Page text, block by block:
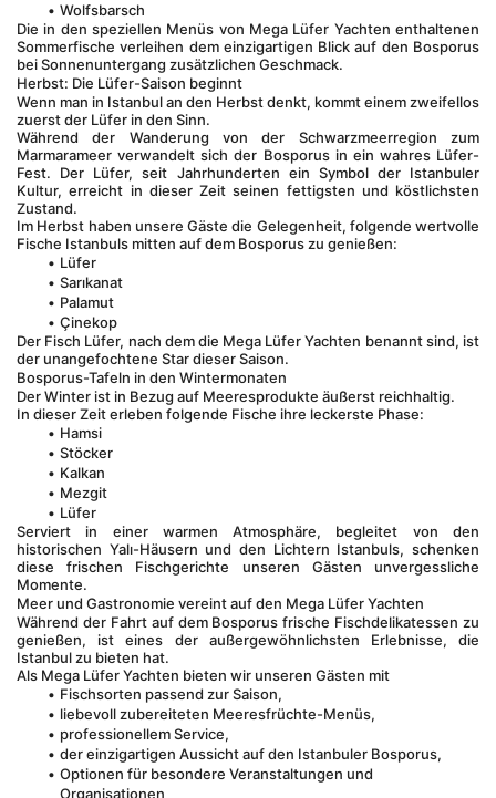
Wolfsbarsch
Die in den speziellen Menüs von Mega Lüfer Yachten enthaltenen
Sommerfische verleihen dem einzigartigen Blick auf den Bosporus
bei Sonnenuntergang zusätzlichen Geschmack.
Herbst: Die Lüfer-Saison beginnt
Wenn man in Istanbul an den Herbst denkt, kommt einem zweifellos
zuerst der Lüfer in den Sinn.
Während der Wanderung von der Schwarzmeerregion zum
Marmarameer verwandelt sich der Bosporus in ein wahres Lüfer-
Fest. Der Lüfer, seit Jahrhunderten ein Symbol der Istanbuler
Kultur, erreicht in dieser Zeit seinen fettigsten und köstlichsten
Zustand.
Im Herbst haben unsere Gäste die Gelegenheit, folgende wertvolle
Fische Istanbuls mitten auf dem Bosporus zu genießen:
Lüfer
Sarıkanat
Palamut
Çinekop
Der Fisch Lüfer, nach dem die Mega Lüfer Yachten benannt sind, ist
der unangefochtene Star dieser Saison.
Bosporus-Tafeln in den Wintermonaten
Der Winter ist in Bezug auf Meeresprodukte äußerst reichhaltig.
In dieser Zeit erleben folgende Fische ihre leckerste Phase:
Hamsi
Stöcker
Kalkan
Mezgit
Lüfer
Serviert in einer warmen Atmosphäre, begleitet von den
historischen Yalı-Häusern und den Lichtern Istanbuls, schenken
diese frischen Fischgerichte unseren Gästen unvergessliche
Momente.
Meer und Gastronomie vereint auf den Mega Lüfer Yachten
Während der Fahrt auf dem Bosporus frische Fischdelikatessen zu
genießen, ist eines der außergewöhnlichsten Erlebnisse, die
Istanbul zu bieten hat.
Als Mega Lüfer Yachten bieten wir unseren Gästen mit
Fischsorten passend zur Saison,
liebevoll zubereiteten Meeresfrüchte-Menüs,
professionellem Service,
der einzigartigen Aussicht auf den Istanbuler Bosporus,
Optionen für besondere Veranstaltungen und
Organisationen